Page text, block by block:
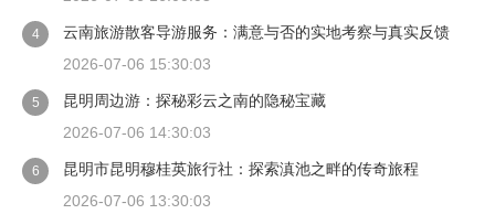
4
云南旅游散客导游服务：满意与否的实地考察与真实反馈
2026-07-06 15:30:03
5
昆明周边游：探秘彩云之南的隐秘宝藏
2026-07-06 14:30:03
6
昆明市昆明穆桂英旅行社：探索滇池之畔的传奇旅程
2026-07-06 13:30:03